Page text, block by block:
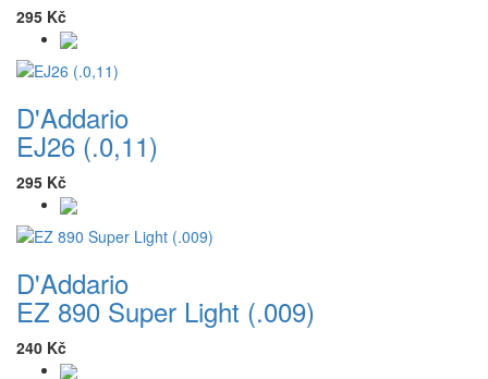
295 Kč
D'Addario
EJ26 (.0,11)
295 Kč
D'Addario
EZ 890 Super Light (.009)
240 Kč